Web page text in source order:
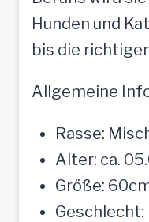
Hunden und
bis die
Allgemeine
Rasse:
Alter: ca.
Größe:
Geschlecht: